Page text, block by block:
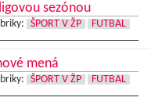
sezónou
ŠPORT V ŽP FUTBAL
mená
ŠPORT V ŽP FUTBAL